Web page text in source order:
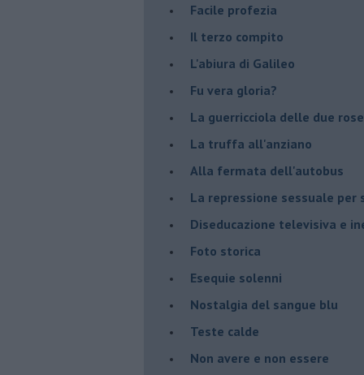
Facile profezia
Il terzo compito
L'abiura di Galileo
Fu vera gloria?
La guerricciola delle due rose
La truffa all'anziano
Alla fermata dell'autobus
La repressione sessuale per
Diseducazione televisiva e
Foto storica
Esequie solenni
Nostalgia del sangue blu
Teste calde
Non avere e non essere